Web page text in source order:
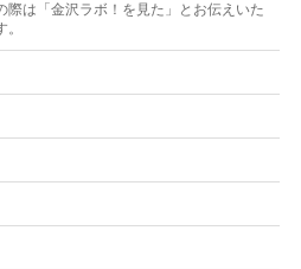
は「金沢ラボ！を見た」とお伝えいた